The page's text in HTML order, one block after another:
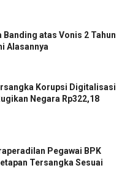
Banding atas Vonis 2 Tahun
Alasannya
Korupsi Digitalisasi
Negara Rp322,18
Pegawai BPK
Tersangka Sesuai